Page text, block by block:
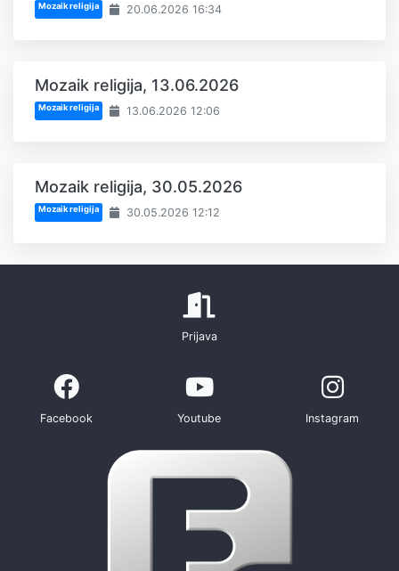
Mozaik religija 20.06.2026 16:34
Mozaik religija, 13.06.2026
Mozaik religija 13.06.2026 12:06
Mozaik religija, 30.05.2026
Mozaik religija 30.05.2026 12:12
Prijava
Facebook Youtube Instagram